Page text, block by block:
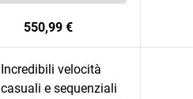
550,99 €
Incredibili velocità
casuali e sequenziali